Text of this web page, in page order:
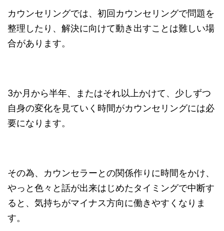
カウンセリングでは、初回カウンセリングで問題を
整理したり、解決に向けて動き出すことは難しい場
合があります。
3か月から半年、またはそれ以上かけて、少しずつ
自身の変化を見ていく時間がカウンセリングには必
要になります。
その為、カウンセラーとの関係作りに時間をかけ、
やっと色々と話が出来はじめたタイミングで中断す
ると、気持ちがマイナス方向に働きやすくなりま
す。